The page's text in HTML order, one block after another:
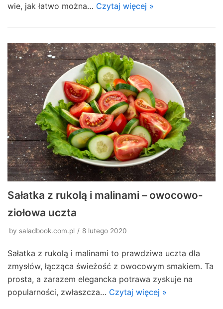
wie, jak łatwo można… Czytaj więcej »
Sałatka z rukolą i malinami – owocowo-
ziołowa uczta
by saladbook.com.pl 8 lutego 2020
Sałatka z rukolą i malinami to prawdziwa uczta dla
zmysłów, łącząca świeżość z owocowym smakiem. Ta
prosta, a zarazem elegancka potrawa zyskuje na
popularności, zwłaszcza… Czytaj więcej »